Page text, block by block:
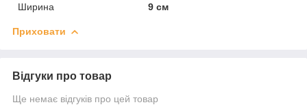
Ширина
9 см
Приховати
Відгуки про товар
Ще немає відгуків про цей товар